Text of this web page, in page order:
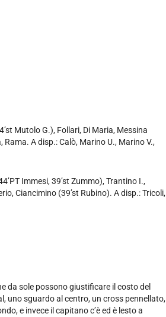
Mutolo G.), Follari, Di Maria, Messina
Rama. A disp.: Calò, Marino U., Marino V.,
Immesi, 39’st Zummo), Trantino I.,
Ciancimino (39’st Rubino). A disp.: Tricoli,
da sole possono giustificare il costo del
uno sguardo al centro, un cross pennellato,
e invece il capitano c’è ed è lesto a